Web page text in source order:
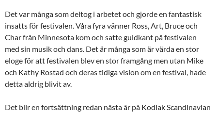
Det var många som deltog i arbetet och gjorde en fantastisk
insatts för festivalen. Våra fyra vänner Ross, Art, Bruce och
Char från Minnesota kom och satte guldkant på festivalen
med sin musik och dans. Det är många som är värda en stor
eloge för att festivalen blev en stor framgång men utan Mike
och Kathy Rostad och deras tidiga vision om en festival, hade
detta aldrig blivit av.
Det blir en fortsättning redan nästa år på Kodiak Scandinavian